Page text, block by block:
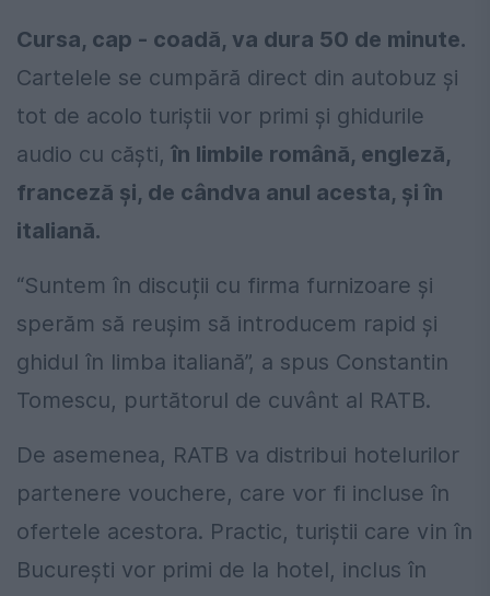
Cursa, cap - coadă, va dura 50 de minute.
Cartelele se cumpără direct din autobuz și
tot de acolo turiștii vor primi și ghidurile
audio cu căști,în limbile română, engleză,
franceză și, de cândva anul acesta, și în
italiană.
“Suntem în discuții cu firma furnizoare și
sperăm să reușim să introducem rapid și
ghidul în limba italiană”, a spus Constantin
Tomescu, purtătorul de cuvânt al RATB.
De asemenea, RATB va distribui hotelurilor
partenere vouchere, care vor fi incluse în
ofertele acestora. Practic, turiștii care vin în
București vor primi de la hotel, inclus în